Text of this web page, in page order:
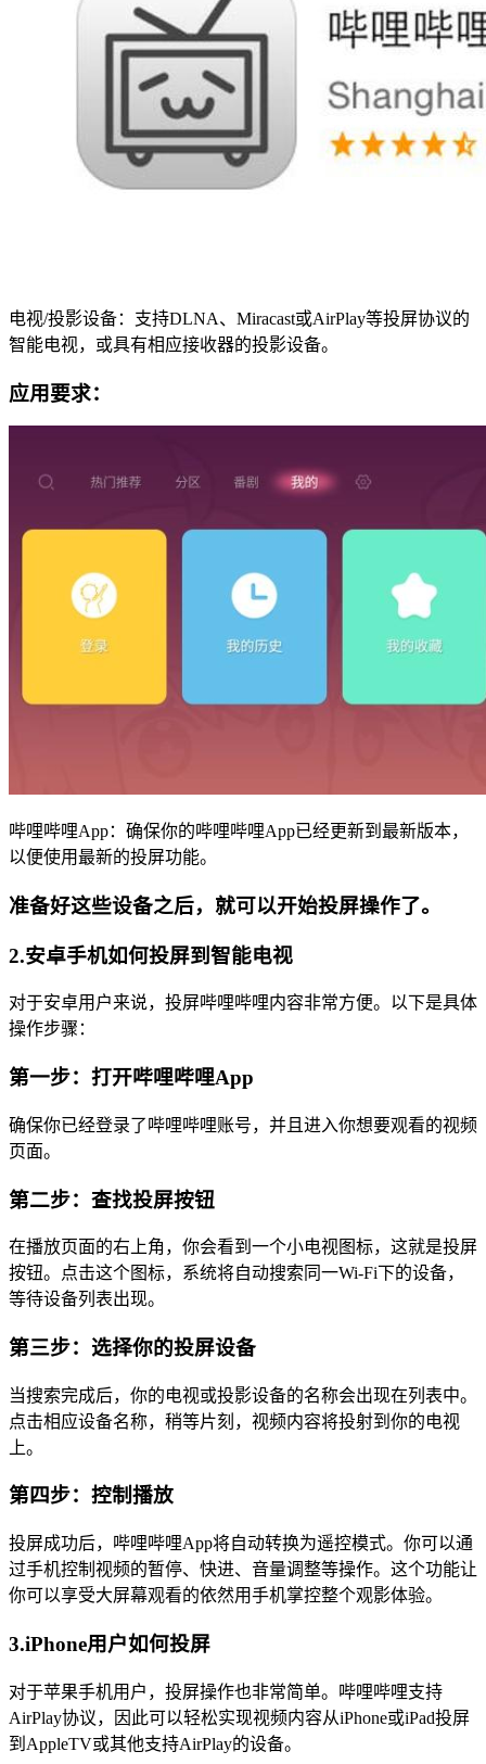
电视/投影设备：支持DLNA、Miracast或AirPlay等投屏协议的
智能电视，或具有相应接收器的投影设备。
应用要求：
哔哩哔哩App：确保你的哔哩哔哩App已经更新到最新版本，
以便使用最新的投屏功能。
准备好这些设备之后，就可以开始投屏操作了。
2.安卓手机如何投屏到智能电视
对于安卓用户来说，投屏哔哩哔哩内容非常方便。以下是具体
操作步骤：
第一步：打开哔哩哔哩App
确保你已经登录了哔哩哔哩账号，并且进入你想要观看的视频
页面。
第二步：查找投屏按钮
在播放页面的右上角，你会看到一个小电视图标，这就是投屏
按钮。点击这个图标，系统将自动搜索同一Wi-Fi下的设备，
等待设备列表出现。
第三步：选择你的投屏设备
当搜索完成后，你的电视或投影设备的名称会出现在列表中。
点击相应设备名称，稍等片刻，视频内容将投射到你的电视
上。
第四步：控制播放
投屏成功后，哔哩哔哩App将自动转换为遥控模式。你可以通
过手机控制视频的暂停、快进、音量调整等操作。这个功能让
你可以享受大屏幕观看的依然用手机掌控整个观影体验。
3.iPhone用户如何投屏
对于苹果手机用户，投屏操作也非常简单。哔哩哔哩支持
AirPlay协议，因此可以轻松实现视频内容从iPhone或iPad投屏
到AppleTV或其他支持AirPlay的设备。